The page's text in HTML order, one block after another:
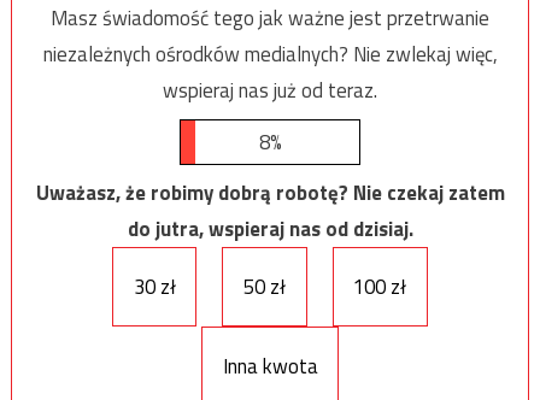
Masz świadomość tego jak ważne jest przetrwanie
niezależnych ośrodków medialnych? Nie zwlekaj więc,
wspieraj nas już od teraz.
8%
Uważasz, że robimy dobrą robotę? Nie czekaj zatem
do jutra, wspieraj nas od dzisiaj.
30 zł
50 zł 100 zł
Inna kwota